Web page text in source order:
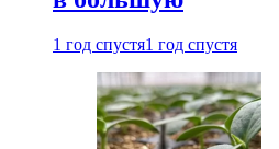
1 год спустя1 год спустя